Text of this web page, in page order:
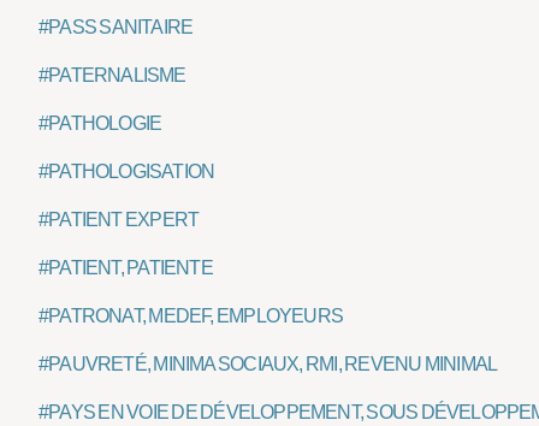
#PASS SANITAIRE
#PATERNALISME
#PATHOLOGIE
#PATHOLOGISATION
#PATIENT EXPERT
#PATIENT, PATIENTE
#PATRONAT, MEDEF, EMPLOYEURS
#PAUVRETÉ, MINIMA SOCIAUX, RMI, REVENU MINIMAL
#PAYS EN VOIE DE DÉVELOPPEMENT, SOUS